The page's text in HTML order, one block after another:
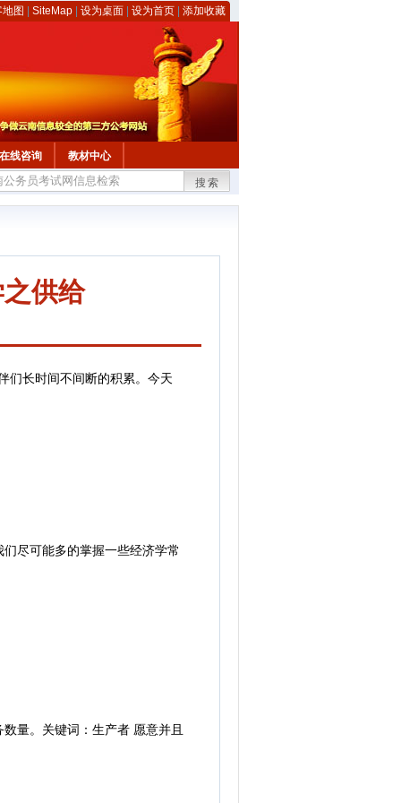
图 SiteMap 设为桌面 设为首页 添加收藏
在线咨询 教材中心
搜索
供给
长时间不间断的积累。今天
尽可能多的掌握一些经济学常
量。关键词：生产者 愿意并且